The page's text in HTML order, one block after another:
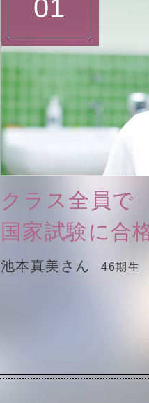
01
クラス全員で
国家試験に合
池本真美さん 46期生